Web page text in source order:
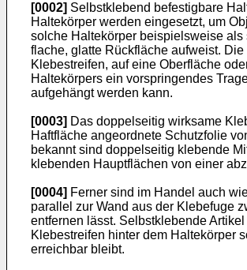
[0002] Selbstklebend befestigbare
Haltekörper werden eingesetzt, um
solche Haltekörper beispielsweise
flache, glatte Rückfläche aufweist.
Klebestreifen, auf eine Oberfläche
Haltekörpers ein vorspringendes
aufgehängt werden kann.
[0003] Das doppelseitig wirksame
Haftfläche angeordnete Schutzfolie
bekannt sind doppelseitig klebende
klebenden Hauptflächen von einer
[0004] Ferner sind im Handel auch
parallel zur Wand aus der Klebefuge
entfernen lässt. Selbstklebende
Klebestreifen hinter dem Haltekörper
erreichbar bleibt.